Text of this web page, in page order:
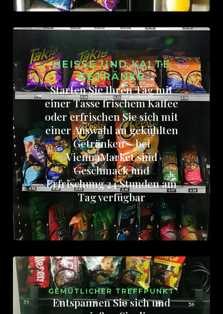
HEISSE UND KALTE G
ETRÄNKE
Starten Sie Ihren Tag mit
einer Tasse frischem Kaffee
oder erfrischen Sie sich mit
einer Auswahl an gekühlten
Getränken – bei
ViennaMarket sind
Geschmack und
Erfrischung 24 Stunden am
Tag verfügbar
GEMÜTLICHER TREFFPUNKT
Entspannen Sie sich und